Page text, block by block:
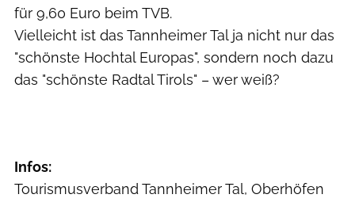
für 9,60 Euro beim TVB.
Vielleicht ist das Tannheimer Tal ja nicht nur das
"schönste Hochtal Europas", sondern noch dazu
das "schönste Radtal Tirols" – wer weiß?
Infos:
Tourismusverband Tannheimer Tal, Oberhöfen